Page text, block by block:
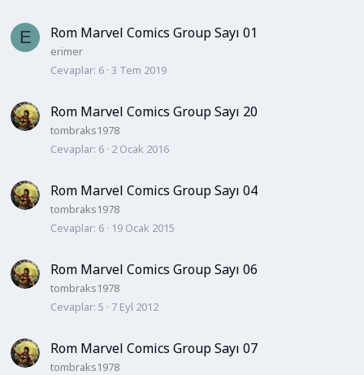
E Rom Marvel Comics Group Sayı 01
erimer
Cevaplar 6 3 Tem 2019
Rom Marvel Comics Group Sayı 20
tombraks1978
Cevaplar 6 2 Ocak 2016
Rom Marvel Comics Group Sayı 04
tombraks1978
Cevaplar 6 19 Ocak 2015
Rom Marvel Comics Group Sayı 06
tombraks1978
Cevaplar 5 7 Eyl 2012
Rom Marvel Comics Group Sayı 07
tombraks1978